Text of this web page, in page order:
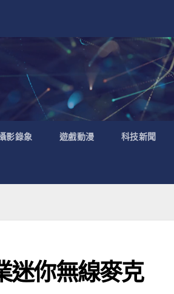
影錄象 遊戲動漫 科技新聞
你無線麥克